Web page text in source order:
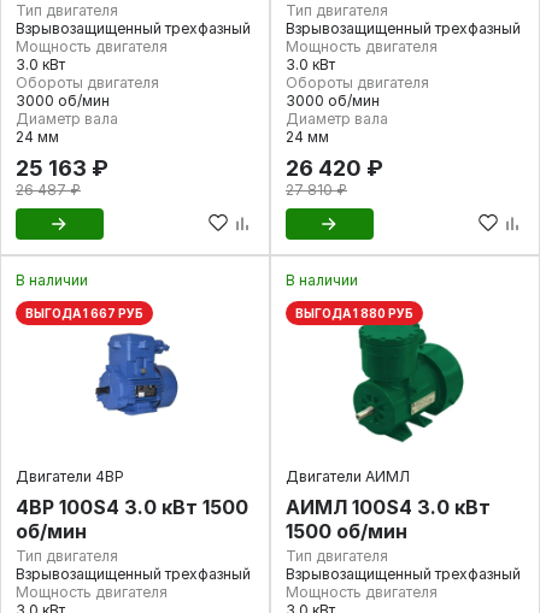
Тип двигателя
Взрывозащищенный трехфазный
Мощность двигателя
3.0 кВт
Обороты двигателя
3000 об/мин
Диаметр вала
24 мм
25 163 ₽
26 487 ₽
Тип двигателя
Взрывозащищенный трехфазный
Мощность двигателя
3.0 кВт
Обороты двигателя
3000 об/мин
Диаметр вала
24 мм
26 420 ₽
27 810 ₽
В наличии
ВЫГОДА 1 667 РУБ
Двигатели 4ВР
4ВР 100S4 3.0 кВт 1500
об/мин
Тип двигателя
Взрывозащищенный трехфазный
Мощность двигателя
В наличии
ВЫГОДА 1 880 РУБ
Двигатели АИМЛ
АИМЛ 100S4 3.0 кВт
1500 об/мин
Тип двигателя
Взрывозащищенный трехфазный
Мощность двигателя